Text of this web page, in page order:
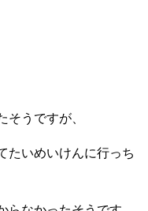
そうですが、
たいめいけんに行っち